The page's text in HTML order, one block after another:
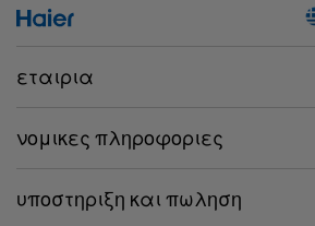
εταιρια
νομικες πληροφοριες
υποστηριξη και πωληση